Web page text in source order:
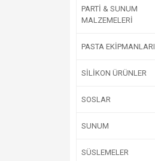
PARTİ & SUNUM
MALZEMELERİ
PASTA EKİPMANLARI
SİLİKON ÜRÜNLER
SOSLAR
SUNUM
SÜSLEMELER